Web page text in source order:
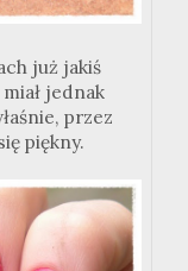
już jakiś
jednak
przez
piękny.